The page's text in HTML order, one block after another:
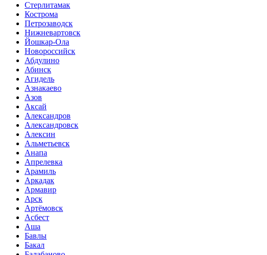
Стерлитамак
Кострома
Петрозаводск
Нижневартовск
Йошкар-Ола
Новороссийск
Абдулино
Абинск
Агидель
Азнакаево
Азов
Аксай
Александров
Александровск
Алексин
Альметьевск
Анапа
Апрелевка
Арамиль
Аркадак
Армавир
Арск
Артёмовск
Асбест
Аша
Бавлы
Бакал